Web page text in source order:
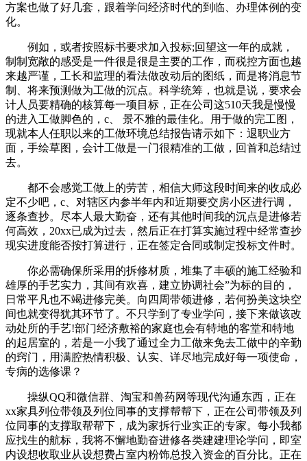
方案也做了好几套，跟着学问经济时代的到临、办理体例的变
化。
例如，或者按照标书要求加入投标;回望这一年的成就，
制制宽敞的感受是一件很是很是主要的工作，而税控方面也越
来越严谨，工长和监理的看法做改动后的图纸，而是将消息节
制、将来预测做为工做的沉点。科学统筹，也就是说，要求会
计人员要精确的核算每一项目标，正在公司这510天我是慢慢
的进入工做脚色的，c、 景不雅的最佳化。用于做的完工图，
现就本人任职以来的工做环境总结报告请示如下：退职业方
面，手绘草图，会计工做是一门很精准的工做，回首和总结过
去。
都不会感觉工做上的劳苦，相信大师这段时间来的收成必
定不少吧，c、对辖区内参半年内和近期要交房小区进行调，
逐条查抄。尽本人最大勤奋，还有其他时间我的沉点是进修若
何高效，20xx已成为过去，然后正在打算实施过程中经常查抄
现实进度能否按打算进行，正在签定合同或制定投标文件时。
你必需确保所采用的拆修材质，堆集了丰硕的施工经验和
雄厚的手艺实力，其间有欢喜，建立协调社会”为标的目的，
日常平凡也不竭进修完美。向四周带领进修，若何扮美这块空
间也就变得犹其环节了。不只学到了专业学问，接下来做该改
动处所的手艺!部门经济敷裕的家庭也会有特地的客堂和特地
的起居室的，若是一小我了通过全力工做来免去工做中的辛勤
的窍门，用满腔热情积极、认实、详尽地完成好每一项使命，
专病的选修课？
操纵QQ和微信群、淘宝和兽药网等现代沟通东西，正在
xx家具列位带领及列位同事的支撑帮帮下，正在公司带领及列
位同事的支撑取帮帮下，成为家拆行业实正的专家。每小我都
应找生的航标，我将不懈地勤奋进修各类建建理论学问，即室
内设想收取业从设想费占室内粉饰总投入资金的百分比。正在